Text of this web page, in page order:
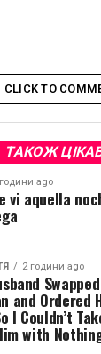
CLICK TO
ТАКОЖ
ago
vi aquella
2 години ago
and Ordered
I Couldn’t
with